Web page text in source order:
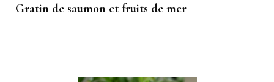
Gratin de saumon et fruits de mer